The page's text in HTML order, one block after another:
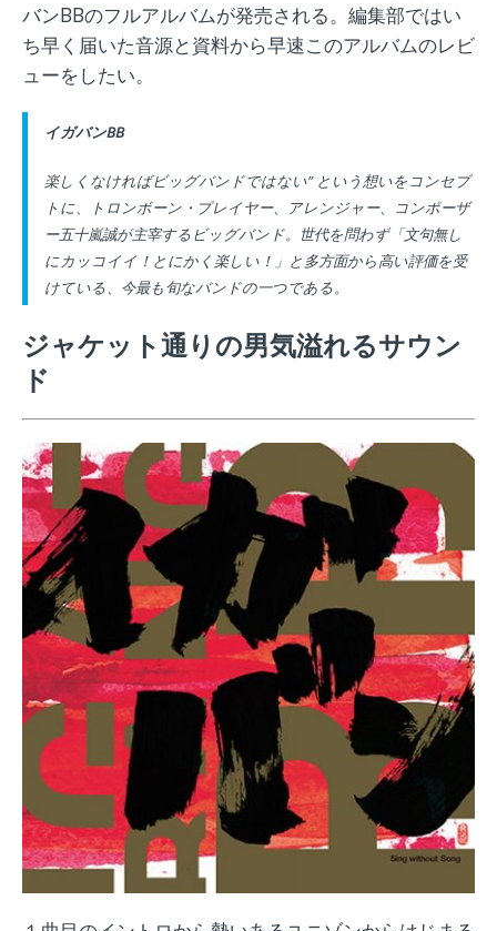
バンBBのフルアルバムが発売される。編集部ではい
ち早く届いた音源と資料から早速このアルバムのレビ
ューをしたい。
イガバンBB
楽しくなければビッグバンドではない” という想いをコンセプ
トに、トロンボーン・プレイヤー、アレンジャー、コンポーザ
ー五十嵐誠が主宰するビッグバンド。世代を問わず「文句無し
にカッコイイ！とにかく楽しい！」と多方面から高い評価を受
けている、今最も旬なバンドの一つである。
ジャケット通りの男気溢れるサウン
ド